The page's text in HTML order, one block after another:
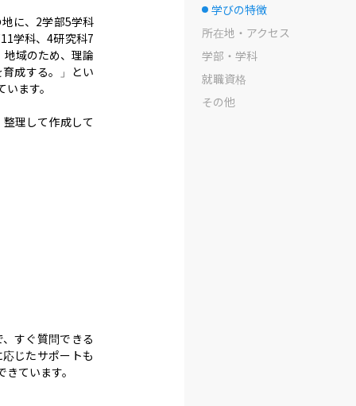
に、2学部5学科
学科、4研究科7
域のため、理論
成する。」とい
ます。
理して作成して
すぐ質問できる
じたサポートも
ています。
選択中のドット
学びの特徴
所在地・アクセス
学部・学科
就職資格
その他